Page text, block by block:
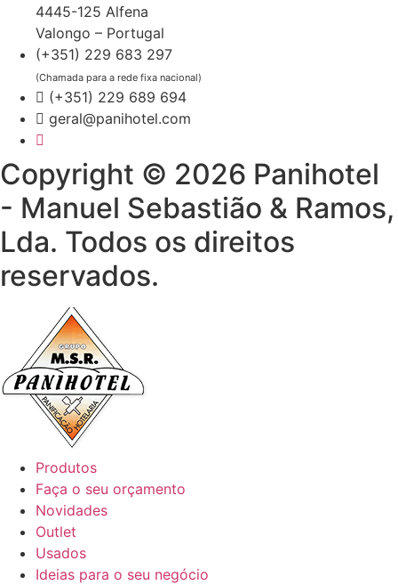
4445-125 Alfena
Valongo – Portugal
(+351) 229 683 297
(Chamada para a rede fixa nacional)
(+351) 229 689 694
geral@panihotel.com
Copyright © 2026 Panihotel
- Manuel Sebastião & Ramos,
Lda. Todos os direitos
reservados.
Produtos
Faça o seu orçamento
Novidades
Outlet
Usados
Ideias para o seu negócio